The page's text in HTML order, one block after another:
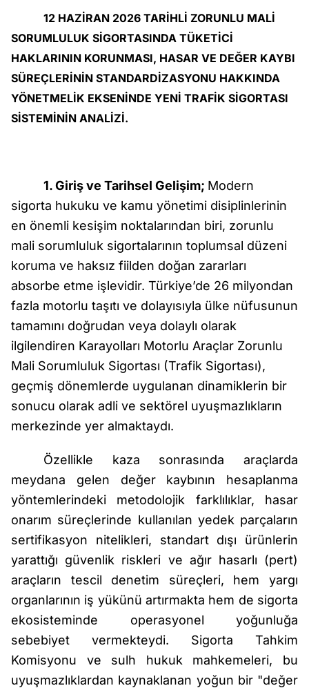
12 HAZİRAN 2026 TARİHLİ ZORUNLU MALİ
SORUMLULUK SİGORTASINDA TÜKETİCİ
HAKLARININ KORUNMASI, HASAR VE DEĞER KAYBI
SÜREÇLERİNİN STANDARDİZASYONU HAKKINDA
YÖNETMELİK EKSENİNDE YENİ TRAFİK SİGORTASI
SİSTEMİNİN ANALİZİ.
1. Giriş ve Tarihsel Gelişim; Modern
sigorta hukuku ve kamu yönetimi disiplinlerinin
en önemli kesişim noktalarından biri, zorunlu
mali sorumluluk sigortalarının toplumsal düzeni
koruma ve haksız fiilden doğan zararları
absorbe etme işlevidir. Türkiye’de 26 milyondan
fazla motorlu taşıtı ve dolayısıyla ülke nüfusunun
tamamını doğrudan veya dolaylı olarak
ilgilendiren Karayolları Motorlu Araçlar Zorunlu
Mali Sorumluluk Sigortası (Trafik Sigortası),
geçmiş dönemlerde uygulanan dinamiklerin bir
sonucu olarak adli ve sektörel uyuşmazlıkların
merkezinde yer almaktaydı.
Özellikle kaza sonrasında araçlarda
meydana gelen değer kaybının hesaplanma
yöntemlerindeki metodolojik farklılıklar, hasar
onarım süreçlerinde kullanılan yedek parçaların
sertifikasyon nitelikleri, standart dışı ürünlerin
yarattığı güvenlik riskleri ve ağır hasarlı (pert)
araçların tescil denetim süreçleri, hem yargı
organlarının iş yükünü artırmakta hem de sigorta
ekosisteminde operasyonel yoğunluğa
sebebiyet vermekteydi. Sigorta Tahkim
Komisyonu ve sulh hukuk mahkemeleri, bu
uyuşmazlıklardan kaynaklanan yoğun bir "değer